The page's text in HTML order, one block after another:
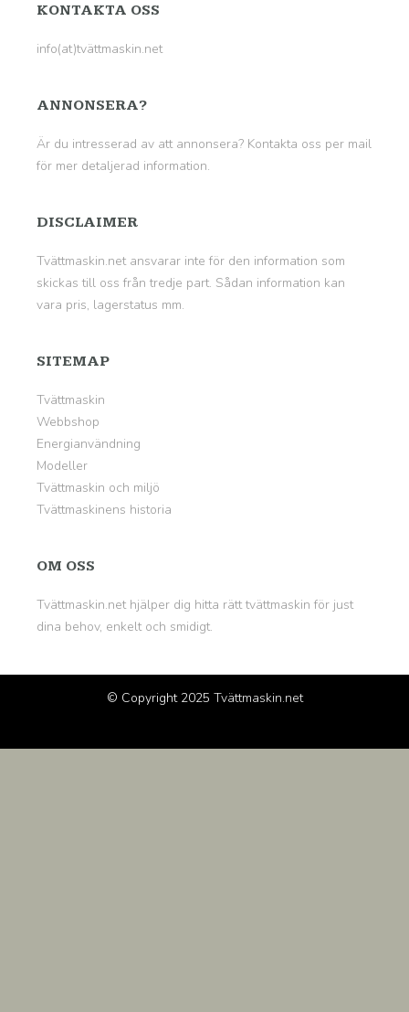
KONTAKTA OSS
info(at)tvättmaskin.net
ANNONSERA?
Är du intresserad av att annonsera? Kontakta oss per mail
för mer detaljerad information.
DISCLAIMER
Tvättmaskin.net ansvarar inte för den information som
skickas till oss från tredje part. Sådan information kan
vara pris, lagerstatus mm.
SITEMAP
Tvättmaskin
Webbshop
Energianvändning
Modeller
Tvättmaskin och miljö
Tvättmaskinens historia
OM OSS
Tvättmaskin.net hjälper dig hitta rätt tvättmaskin för just
dina behov, enkelt och smidigt.
© Copyright 2025 Tvättmaskin.net